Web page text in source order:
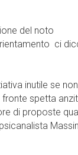
del noto
ci
inutile se non
fronte spetta
di proposte